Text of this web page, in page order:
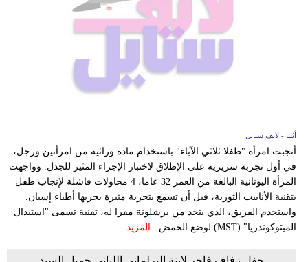
أثينا - لايف ستايل
أنجبت امرأة "طفلا ثلاثي الآباء" باستخدام مادة وراثية من امرأتين ورجل،
في أول تجربة سريرية على الإطلاق لاختبار الإجراء المثير للجدل. وواجهت
المرأة اليونانية البالغة من العمر 32 عاما، 4 محاولات فاشلة لإنجاب طفل
بتقنية الأنابيب الثورية، قبل أن تسمع بتجربة مثيرة يجريها أطباء إسبان.
واستخدم الفريق، الذي يتخذ من برشلونة مقرا له، تقنية تسمى "استبدال
الميتوكوندريا" (MST) لوضع الحمض...
المزيد